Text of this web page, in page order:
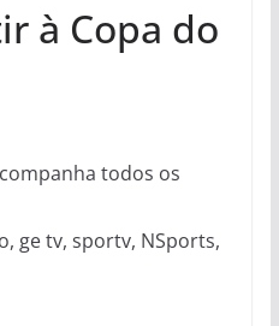
à Copa do
todos os
ge tv, sportv, NSports,